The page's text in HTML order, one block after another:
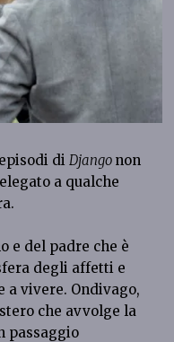
diDjango non
a qualche
e del padre che è
degli affetti e
vivere. Ondivago,
che avvolge la
passaggio